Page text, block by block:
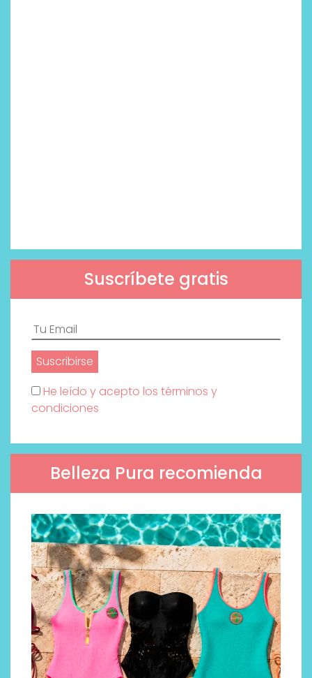
Suscríbete gratis
He leído y acepto los términos y
condiciones
Belleza Pura recomienda